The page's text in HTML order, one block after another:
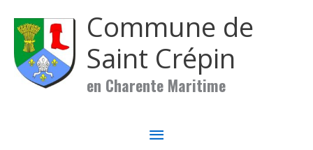
Commune de
Saint Crépin
en Charente Maritime
MENU